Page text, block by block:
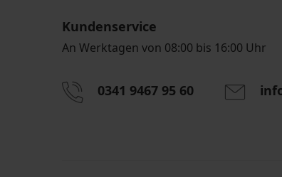
Kundenservice
An Werktagen von 08:00 bis 16:00 Uhr
0341 9467 95 60